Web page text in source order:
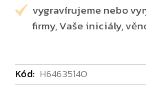
vygravírujeme nebo
firmy, Vaše iniciály,
Kód: H64635140